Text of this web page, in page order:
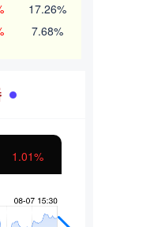
17.26%
7.68%
1.01%